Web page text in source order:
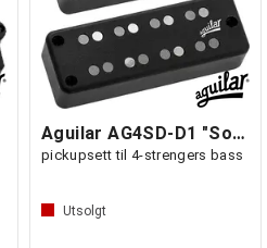
Aguilar AG4SD-D1 "Soapbar"
pickupsett til 4-strengers bass
Utsolgt